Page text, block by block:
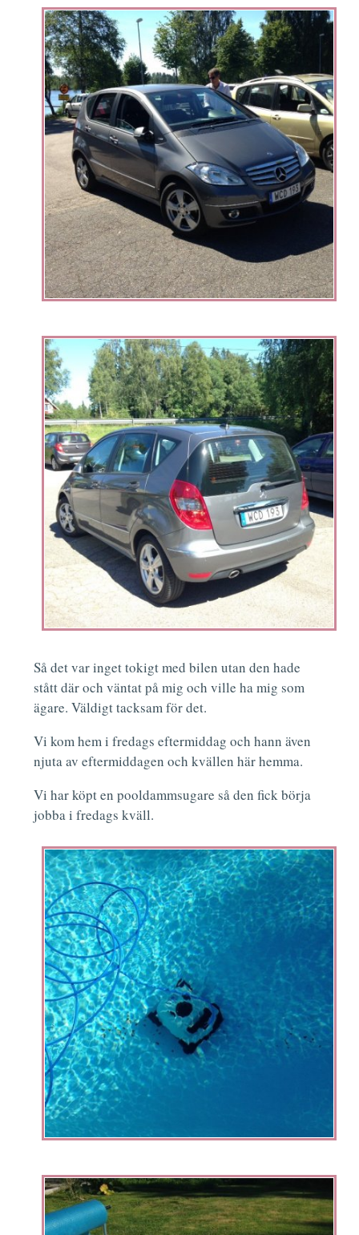
Så det var inget tokigt med bilen utan den hade
stått där och väntat på mig och ville ha mig som
ägare. Väldigt tacksam för det.
Vi kom hem i fredags eftermiddag och hann även
njuta av eftermiddagen och kvällen här hemma.
Vi har köpt en pooldammsugare så den fick börja
jobba i fredags kväll.